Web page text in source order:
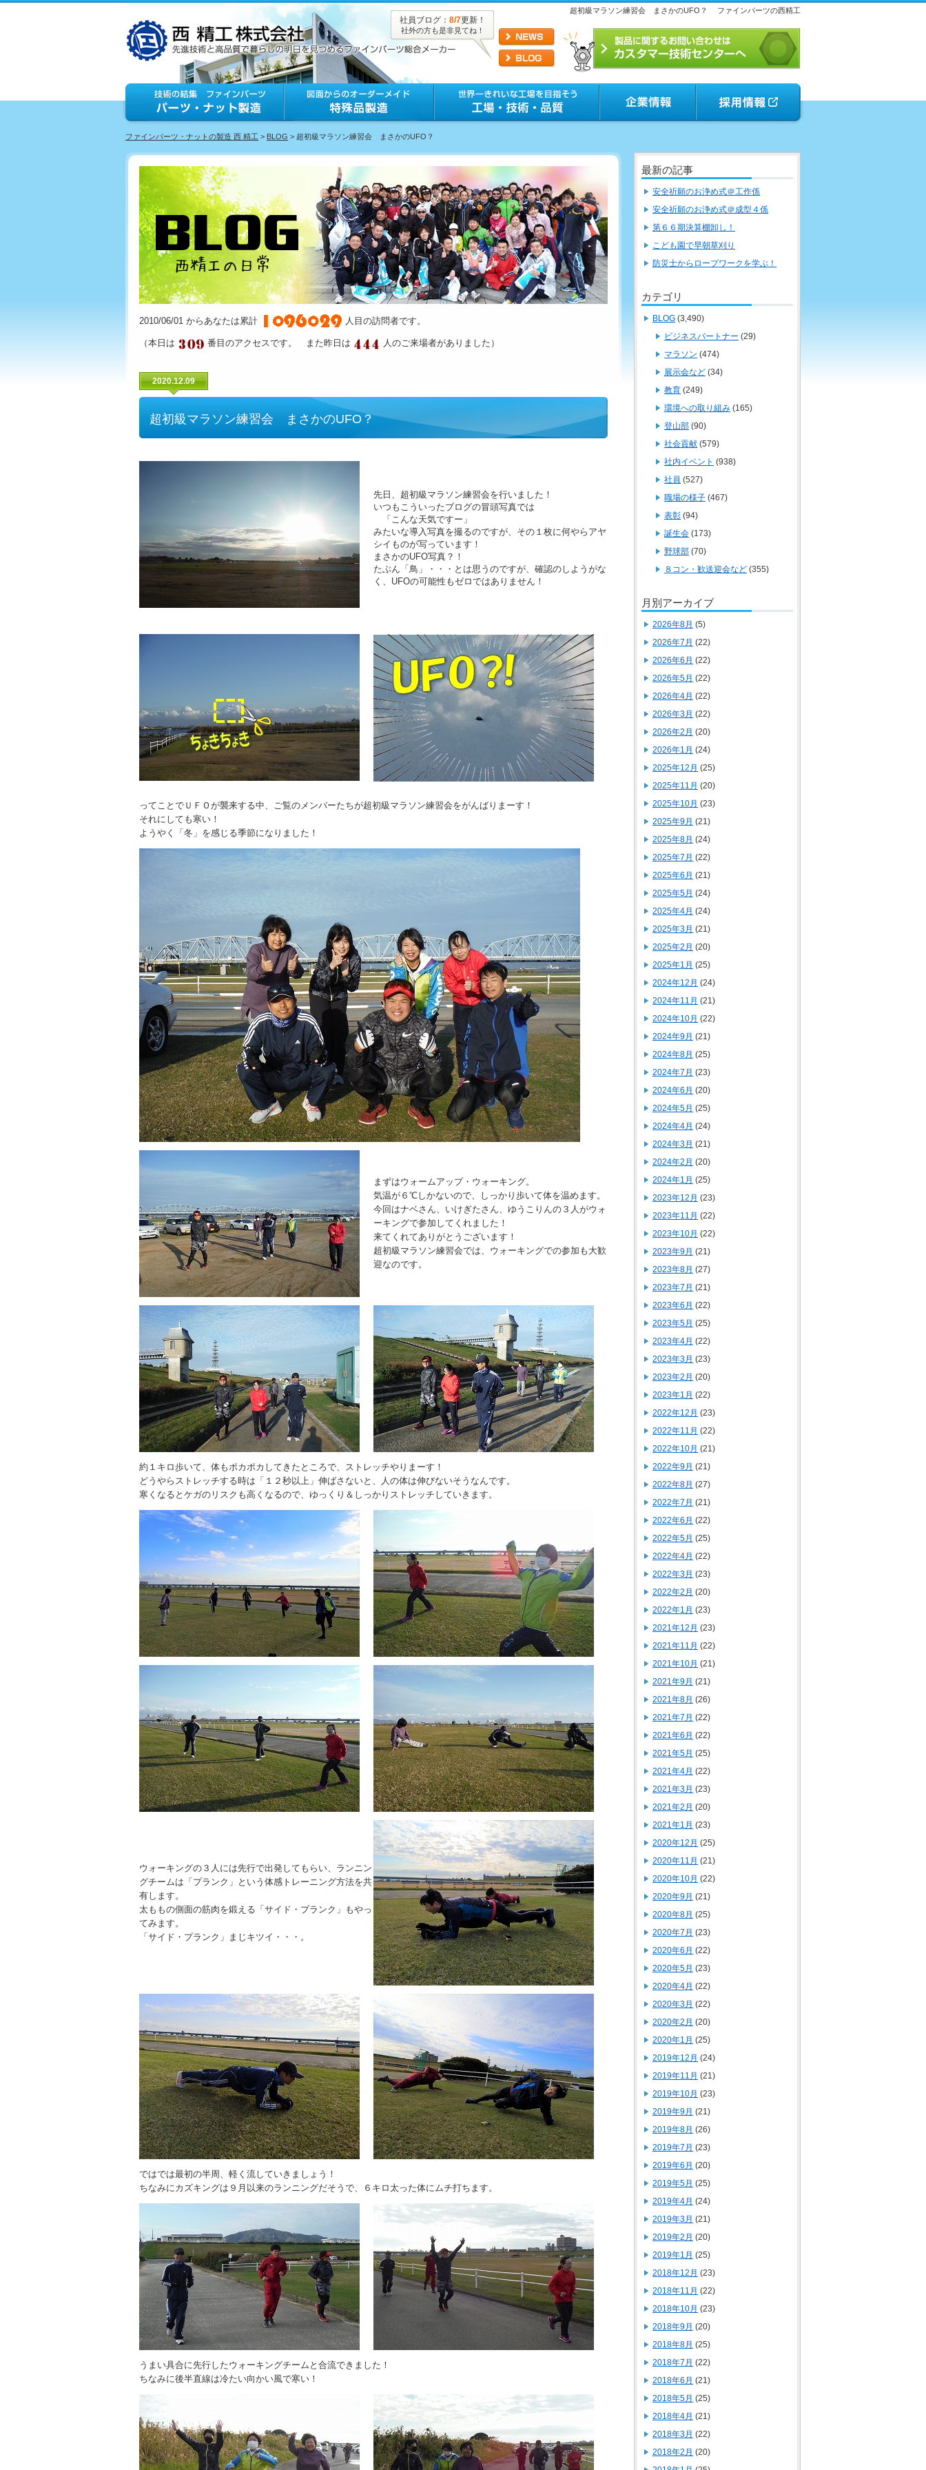
超初級マラソン練習会 まさかのUFO？ ファインパーツの西精工
社員ブログ： 8/7更新！
社外の方も是非見てね！
ファインパーツ・ナットの製造 西 精工 > BLOG > 超初級マラソン練習会 まさかのUFO？
2010/06/01 からあなたは累計 人目の訪問者です。
（本日は 番目のアクセスです。 また昨日は 人のご来場者がありました）
2020.12.09
超初級マラソン練習会 まさかのUFO？
先日、超初級マラソン練習会を行いました！
いつもこういったブログの冒頭写真では
「こんな天気ですー」
みたいな導入写真を撮るのですが、その１枚に何やらアヤ
シイものが写っています！
まさかのUFO写真？！
たぶん「鳥」・・・とは思うのですが、確認のしようがな
く、UFOの可能性もゼロではありません！
ってことでＵＦＯが襲来する中、ご覧のメンバーたちが超初級マラソン練習会をがんばりまーす！
それにしても寒い！
ようやく「冬」を感じる季節になりました！
まずはウォームアップ・ウォーキング。
気温が６℃しかないので、しっかり歩いて体を温めます。
今回はナベさん、いけぎたさん、ゆうこりんの３人がウォ
ーキングで参加してくれました！
来てくれてありがとうございます！
超初級マラソン練習会では、ウォーキングでの参加も大歓
迎なのです。
約１キロ歩いて、体もポカポカしてきたところで、ストレッチやりまーす！
どうやらストレッチする時は「１２秒以上」伸ばさないと、人の体は伸びないそうなんです。
寒くなるとケガのリスクも高くなるので、ゆっくり＆しっかりストレッチしていきます。
ウォーキングの３人には先行で出発してもらい、ランニン
グチームは「プランク」という体感トレーニング方法を共
有します。
太ももの側面の筋肉を鍛える「サイド・プランク」もやっ
てみます。
「サイド・プランク」まじキツイ・・・。
ではでは最初の半周、軽く流していきましょう！
ちなみにカズキングは９月以来のランニングだそうで、６キロ太った体にムチ打ちます。
うまい具合に先行したウォーキングチームと合流できました！
ちなみに後半直線は冷たい向かい風で寒い！
最新の記事
安全祈願のお浄め式＠工作係
安全祈願のお浄め式＠成型４係
第６６期決算棚卸し！
こども園で早朝草刈り
防災士からロープワークを学ぶ！
カテゴリ
BLOG (3,490)
ビジネスパートナー (29)
マラソン (474)
展示会など (34)
教育 (249)
環境への取り組み (165)
登山部 (90)
社会貢献 (579)
社内イベント (938)
社員 (527)
職場の様子 (467)
表彰 (94)
誕生会 (173)
野球部 (70)
８コン・歓送迎会など (355)
月別アーカイブ
2026年8月 (5)
2026年7月 (22)
2026年6月 (22)
2026年5月 (22)
2026年4月 (22)
2026年3月 (22)
2026年2月 (20)
2026年1月 (24)
2025年12月 (25)
2025年11月 (20)
2025年10月 (23)
2025年9月 (21)
2025年8月 (24)
2025年7月 (22)
2025年6月 (21)
2025年5月 (24)
2025年4月 (24)
2025年3月 (21)
2025年2月 (20)
2025年1月 (25)
2024年12月 (24)
2024年11月 (21)
2024年10月 (22)
2024年9月 (21)
2024年8月 (25)
2024年7月 (23)
2024年6月 (20)
2024年5月 (25)
2024年4月 (24)
2024年3月 (21)
2024年2月 (20)
2024年1月 (25)
2023年12月 (23)
2023年11月 (22)
2023年10月 (22)
2023年9月 (21)
2023年8月 (27)
2023年7月 (21)
2023年6月 (22)
2023年5月 (25)
2023年4月 (22)
2023年3月 (23)
2023年2月 (20)
2023年1月 (22)
2022年12月 (23)
2022年11月 (22)
2022年10月 (21)
2022年9月 (21)
2022年8月 (27)
2022年7月 (21)
2022年6月 (22)
2022年5月 (25)
2022年4月 (22)
2022年3月 (23)
2022年2月 (20)
2022年1月 (23)
2021年12月 (23)
2021年11月 (22)
2021年10月 (21)
2021年9月 (21)
2021年8月 (26)
2021年7月 (22)
2021年6月 (22)
2021年5月 (25)
2021年4月 (22)
2021年3月 (23)
2021年2月 (20)
2021年1月 (23)
2020年12月 (25)
2020年11月 (21)
2020年10月 (22)
2020年9月 (21)
2020年8月 (25)
2020年7月 (23)
2020年6月 (22)
2020年5月 (23)
2020年4月 (22)
2020年3月 (22)
2020年2月 (20)
2020年1月 (25)
2019年12月 (24)
2019年11月 (21)
2019年10月 (23)
2019年9月 (21)
2019年8月 (26)
2019年7月 (23)
2019年6月 (20)
2019年5月 (25)
2019年4月 (24)
2019年3月 (21)
2019年2月 (20)
2019年1月 (25)
2018年12月 (23)
2018年11月 (22)
2018年10月 (23)
2018年9月 (20)
2018年8月 (25)
2018年7月 (22)
2018年6月 (21)
2018年5月 (25)
2018年4月 (21)
2018年3月 (22)
2018年2月 (20)